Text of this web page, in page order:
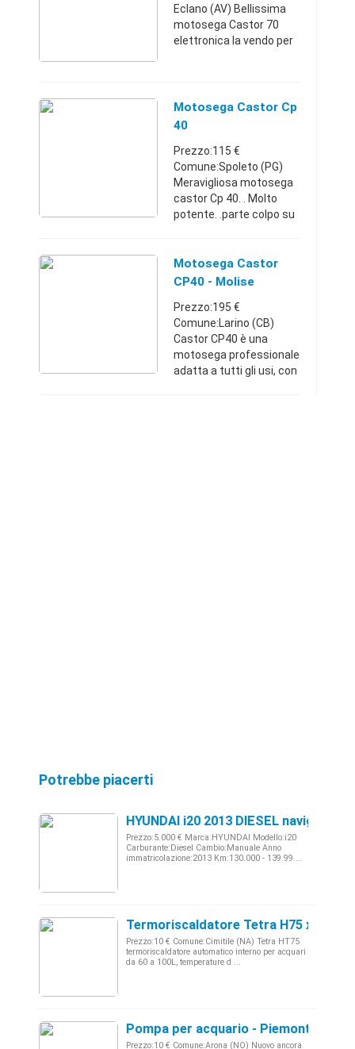
Eclano (AV) Bellissima
motosega Castor 70
elettronica la vendo per
50 €
Motosega Castor Cp
40
Prezzo:115 €
Comune:Spoleto (PG)
Meravigliosa motosega
castor Cp 40. . Molto
potente. .parte colpo su
terni.Umbria3476151248
115 €
Motosega Castor
CP40 - Molise
Prezzo:195 €
Comune:Larino (CB)
Castor CP40 è una
motosega professionale
adatta a tutti gli usi, con
Potrebbe piacerti
HYUNDAI i20 2013 DIESEL navigatore
Prezzo:5.000 € Marca:HYUNDAI Modello:i20
Carburante:Diesel Cambio:Manuale Anno
immatricolazione:2013 Km:130.000 - 139.99 ...
Termoriscaldatore Tetra H75 x
Prezzo:10 € Comune:Cimitile (NA) Tetra HT75
termoriscaldatore automatico interno per acquari
da 60 a 100L, temperature d ...
Pompa per acquario - Piemonte
Prezzo:10 € Comune:Arona (NO) Nuovo ancora